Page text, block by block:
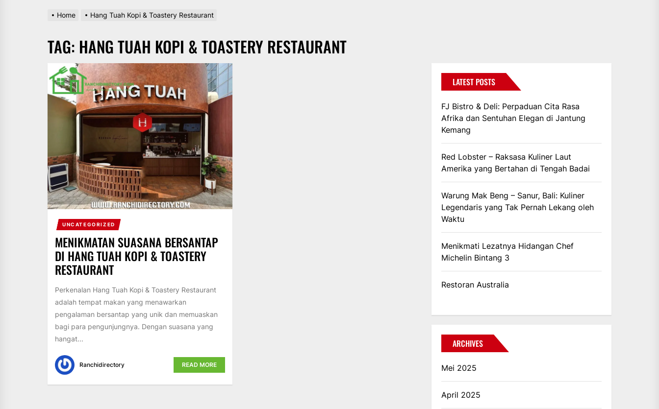
Home Hang Tuah Kopi & Toastery Restaurant
TAG: HANG TUAH KOPI & TOASTERY RESTAURANT
UNCATEGORIZED
MENIKMATAN SUASANA BERSANTAP
DI HANG TUAH KOPI & TOASTERY
RESTAURANT
Perkenalan Hang Tuah Kopi & Toastery Restaurant
adalah tempat makan yang menawarkan
pengalaman bersantap yang unik dan memuaskan
bagi para pengunjungnya. Dengan suasana yang
hangat...
Ranchidirectory READ MORE
LATEST POSTS
FJ Bistro & Deli: Perpaduan Cita Rasa
Afrika dan Sentuhan Elegan di Jantung
Kemang
Red Lobster – Raksasa Kuliner Laut
Amerika yang Bertahan di Tengah Badai
Warung Mak Beng – Sanur, Bali: Kuliner
Legendaris yang Tak Pernah Lekang oleh
Waktu
Menikmati Lezatnya Hidangan Chef
Michelin Bintang 3
Restoran Australia
ARCHIVES
Mei 2025
April 2025